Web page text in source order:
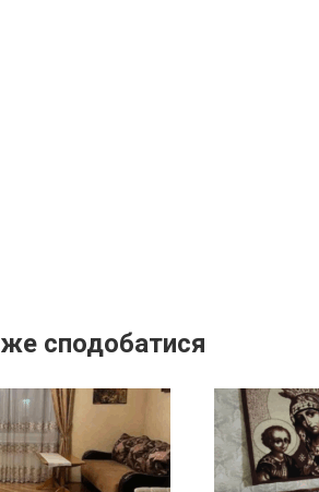
сподобатися